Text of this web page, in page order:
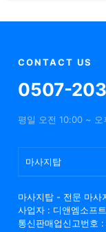
보
CONTACT US
0507-
평일 오전 10:00 ~ 오
마사지탑
마사지탑 - 전문 마사
사업자 : 디앤엠소프트
통신판매업신고번호